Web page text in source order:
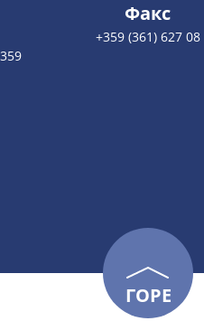
Факс
+359 (361) 627 08
ГОРЕ